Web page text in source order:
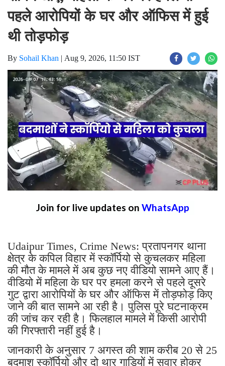
पहले आरोपियों के घर और ऑफिस में हुई
थी तोड़फोड़
By Sohail Khan | Aug 9, 2026, 11:50 IST
Join for live updates on WhatsApp
Udaipur Times, Crime News: प्रतापनगर थाना
क्षेत्र के कपिल विहार में स्कॉर्पियो से कुचलकर महिला
की मौत के मामले में अब कुछ नए वीडियो सामने आए हैं।
वीडियो में महिला के घर पर हमला करने से पहले दूसरे
गुट द्वारा आरोपियों के घर और ऑफिस में तोड़फोड़ किए
जाने की बात सामने आ रही है। पुलिस पूरे घटनाक्रम
की जांच कर रही है। फिलहाल मामले में किसी आरोपी
की गिरफ्तारी नहीं हुई है।
जानकारी के अनुसार 7 अगस्त की शाम करीब 20 से 25
बदमाश स्कॉर्पियो और दो थार गाड़ियों में सवार होकर